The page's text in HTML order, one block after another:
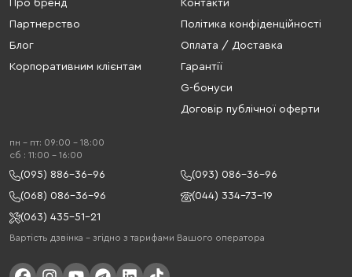
Про бренд
Партнерство
Блог
Корпоративним клієнтам
Контакти
Політика конфіденційності
Оплата / Доставка
Гарантії
G-бонуси
Договір публічної оферти
пн - пт: 09:00 - 18:00
cб : 11:00 - 16:00
(095) 886-36-96
(093) 086-36-96
(068) 086-36-96
(044) 334-73-19
(063) 435-51-21
Вартість дзвінка – згідно з тарифами Вашого оператора